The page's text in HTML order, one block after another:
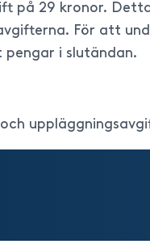
på 29 kronor.
För att
i slutändan.